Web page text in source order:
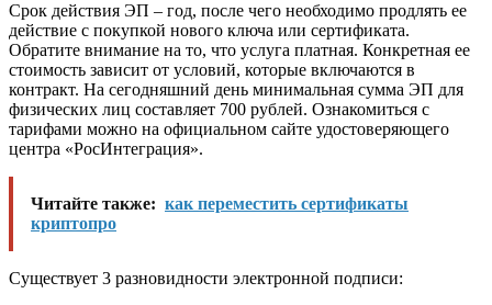
Срок действия ЭП – год, после чего необходимо продлять ее
действие с покупкой нового ключа или сертификата.
Обратите внимание на то, что услуга платная. Конкретная ее
стоимость зависит от условий, которые включаются в
контракт. На сегодняшний день минимальная сумма ЭП для
физических лиц составляет 700 рублей. Ознакомиться с
тарифами можно на официальном сайте удостоверяющего
центра «РосИнтеграция».
Читайте также: как переместить сертификаты
криптопро
Существует 3 разновидности электронной подписи: